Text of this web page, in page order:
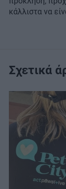
κάλλιστα να
Σχετικά